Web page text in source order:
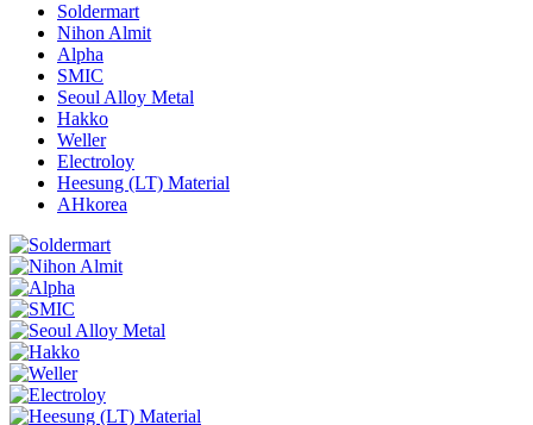
Soldermart
Nihon Almit
Alpha
SMIC
Seoul Alloy Metal
Hakko
Weller
Electroloy
Heesung (LT) Material
AHkorea